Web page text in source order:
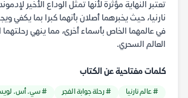
تعتبر النهاية مؤثرة لأنها تمثل الوداع الأخير
نارنيا، حيث يخبرهما أصلان بأنهما كبرا بما يكفي
في عالمهما الخاص بأسماء أخرى، مما ينهي
العالم السحري.
كلمات مفتاحية عن الكتاب
# عالم نارنيا # رحلة جوابة الفجر
# سي. أس.